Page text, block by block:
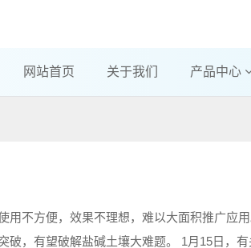
网站首页 关于我们 产品中心
不方便，效果不理想，难以大面积推广应
，有望破解盐碱土壤大难题。 1月15日，